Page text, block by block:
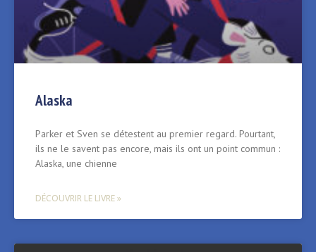
Alaska
Parker et Sven se détestent au premier regard. Pourtant,
ils ne le savent pas encore, mais ils ont un point commun :
Alaska, une chienne
DÉCOUVRIR LE LIVRE »